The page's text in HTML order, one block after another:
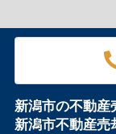
新潟市の不動産
新潟市不動産売